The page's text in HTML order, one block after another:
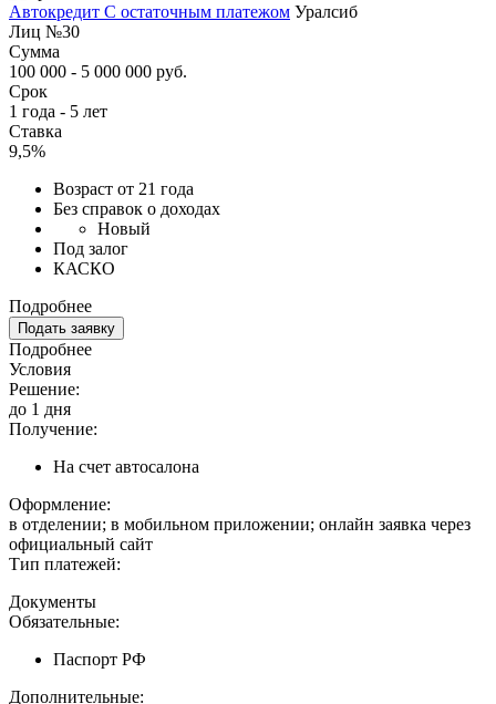
Автокредит С остаточным платежом Уралсиб
Лиц №30
Сумма
100 000 - 5 000 000 руб.
Срок
1 года - 5 лет
Ставка
9,5%
Возраст от 21 года
Без справок о доходах
Новый
Под залог
КАСКО
Подробнее
Подать заявку
Подробнее
Условия
Решение:
до 1 дня
Получение:
На счет автосалона
Оформление:
в отделении; в мобильном приложении; онлайн заявка через
официальный сайт
Тип платежей:
Документы
Обязательные:
Паспорт РФ
Дополнительные: